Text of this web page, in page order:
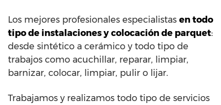
Los mejores profesionales especialistas en todo
tipo de instalaciones y colocación de parquet:
desde sintético a cerámico y todo tipo de
trabajos como acuchillar, reparar, limpiar,
barnizar, colocar, limpiar, pulir o lijar.
Trabajamos y realizamos todo tipo de servicios